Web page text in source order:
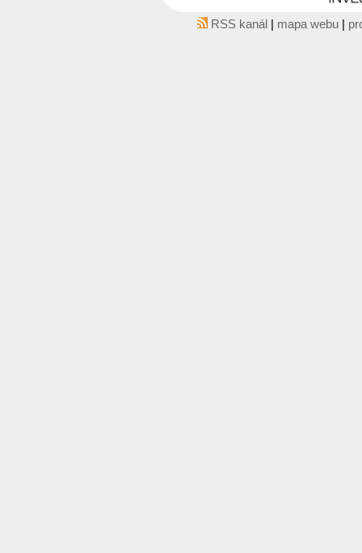
RSS kanál | mapa webu |